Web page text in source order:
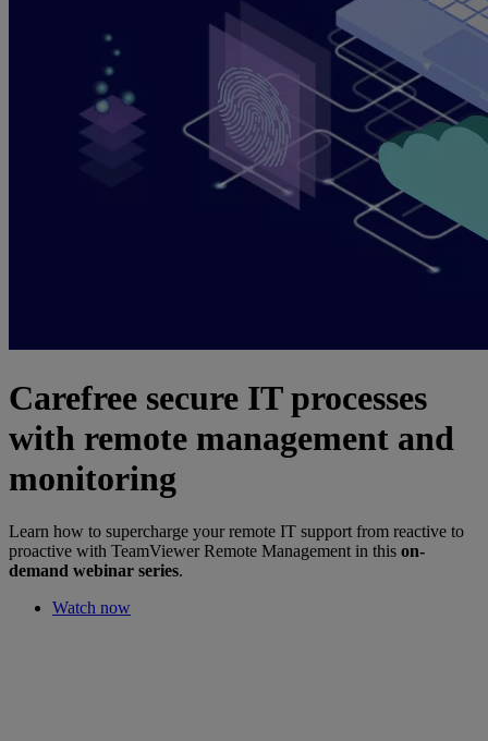
Carefree secure IT processes
with remote management and
monitoring
Learn how to supercharge your remote IT support from reactive to
proactive with TeamViewer Remote Management in this on-
demand webinar series.
Watch now